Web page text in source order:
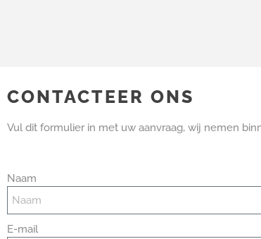
CONTACTEER ONS
Vul dit formulier in met uw aanvraag, wij nemen
Naam
E-mail